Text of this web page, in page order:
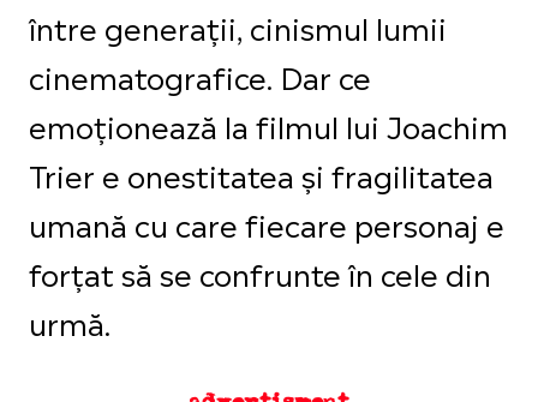
între generații, cinismul lumii
cinematografice. Dar ce
emoționează la filmul lui Joachim
Trier e onestitatea și fragilitatea
umană cu care fiecare personaj e
forțat să se confrunte în cele din
urmă.